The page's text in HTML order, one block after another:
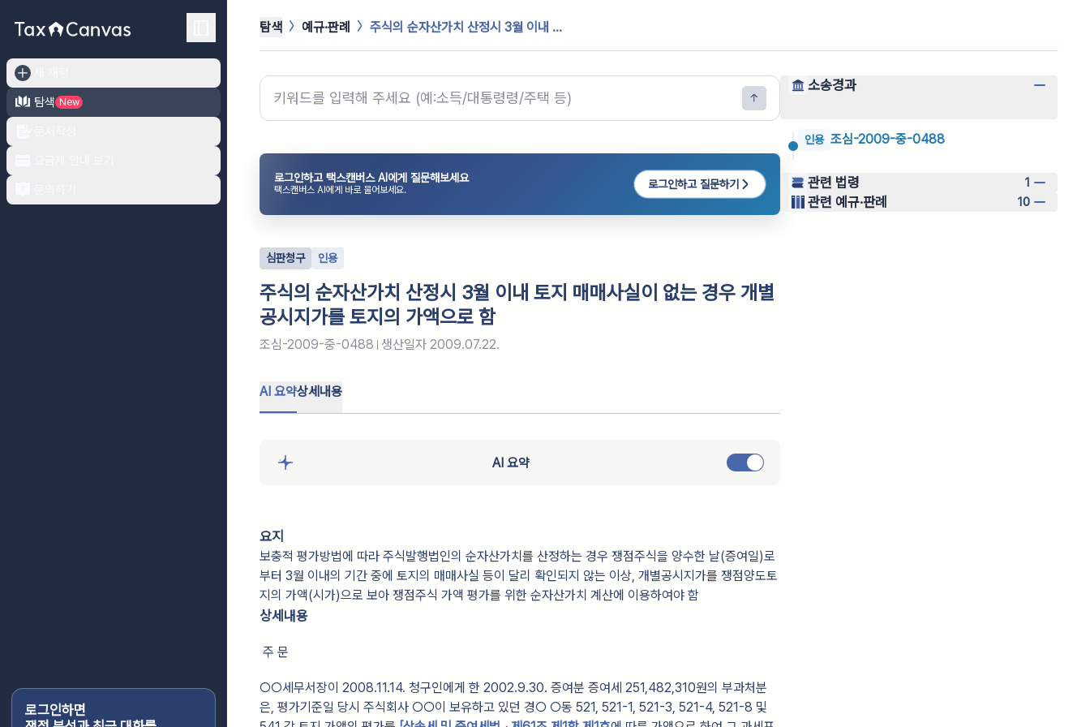
탐색
New
로그인하면
탐색 예규·판례 주식의 순자산가치 산정시 3월 이내 ...
로그인하고 택스캔버스 AI에게 질문해보세요
택스캔버스 AI에게 바로 물어보세요. 로그인하고 질문하기
심판청구 인용
주식의 순자산가치 산정시 3월 이내 토지 매매사실이 없는 경우 개별
공시지가를 토지의 가액으로 함
조심-2009-중-0488 생산일자 2009.07.22.
AI 요약상세내용
AI 요약
요지
보충적 평가방법에 따라 주식발행법인의 순자산가치를 산정하는 경우 쟁점주식을 양수한 날(증여일)로
부터 3월 이내의 기간 중에 토지의 매매사실 등이 달리 확인되지 않는 이상, 개별공시지가를 쟁점양도토
지의 가액(시가)으로 보아 쟁점주식 가액 평가를 위한 순자산가치 계산에 이용하여야 함
상세내용
주 문
○○세무서장이 2008.11.14. 청구인에게 한 2002.9.30. 증여분 증여세 251,482,310원의 부과처분
은, 평가기준일 당시 주식회사 ○○이 보유하고 있던 경○ ○동 521, 521-1, 521-3, 521-4, 521-8 및
소송경과
인용 조심-2009-중-0488
관련 법령 1
관련 예규·판례 10